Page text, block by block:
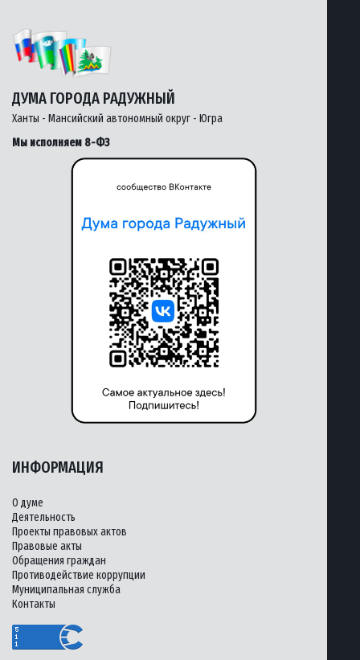
ДУМА ГОРОДА РАДУЖНЫЙ
Ханты - Мансийский автономный округ - Югра
Мы исполняем 8-ФЗ
ИНФОРМАЦИЯ
О думе
Деятельность
Проекты правовых актов
Правовые акты
Обращения граждан
Противодействие коррупции
Муниципальная служба
Контакты